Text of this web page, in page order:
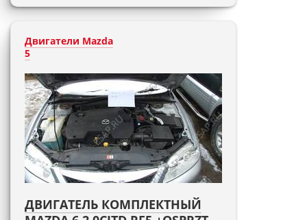
Двигатели Mazda
5
ДВИГАТЕЛЬ КОМПЛЕКТНЫЙ